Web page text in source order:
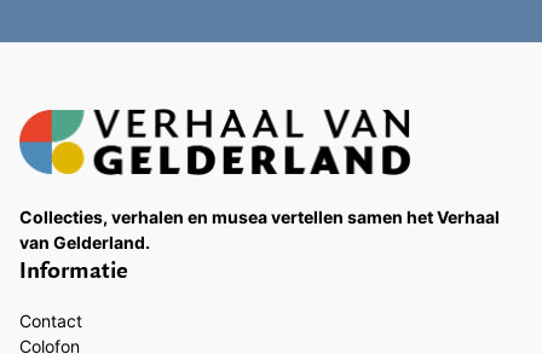
Collecties, verhalen en musea vertellen samen het Verhaal
van Gelderland.
Informatie
Contact
Colofon